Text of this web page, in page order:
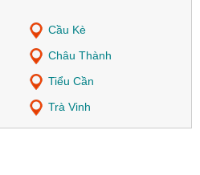
Cầu Kè
Châu Thành
Tiểu Cần
Trà Vinh